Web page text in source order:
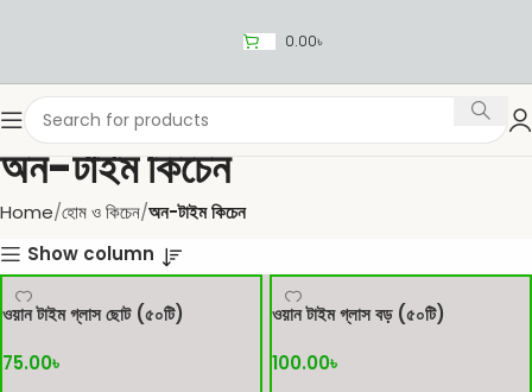
0.00৳
অন-টাইম কিচেন
Home হোম ও কিচেন অন-টাইম কিচেন
Show column
ওয়ান টাইম গ্লাস ছোট (৫০টি)
75.00৳
ওয়ান টাইম গ্লাস বড় (৫০টি)
100.00৳